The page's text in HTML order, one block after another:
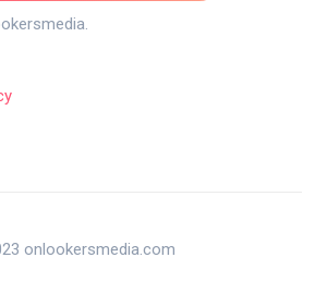
onlookersmedia.com